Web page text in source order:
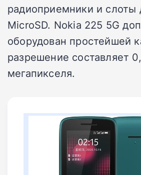
радиоприемники и слоты
MicroSD. Nokia 225 5G
оборудован простейшей
разрешение составляет
мегапикселя.